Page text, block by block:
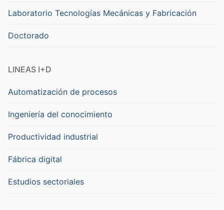
Laboratorio Tecnologías Mecánicas y Fabricación
Doctorado
LINEAS I+D
Automatización de procesos
Ingeniería del conocimiento
Productividad industrial
Fábrica digital
Estudios sectoriales